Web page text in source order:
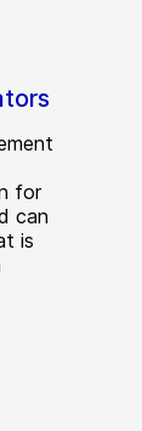
for
can
is